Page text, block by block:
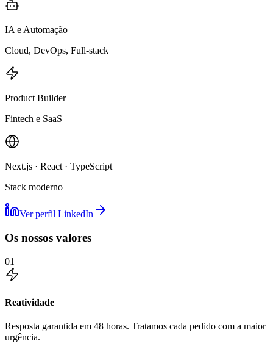
IA e Automação
Cloud, DevOps, Full-stack
Product Builder
Fintech e SaaS
Next.js · React · TypeScript
Stack moderno
Ver perfil LinkedIn
Os nossos valores
01
Reatividade
Resposta garantida em 48 horas. Tratamos cada pedido com a maior
urgência.